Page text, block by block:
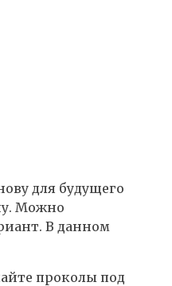
для будущего
Можно
В данном
проколы под